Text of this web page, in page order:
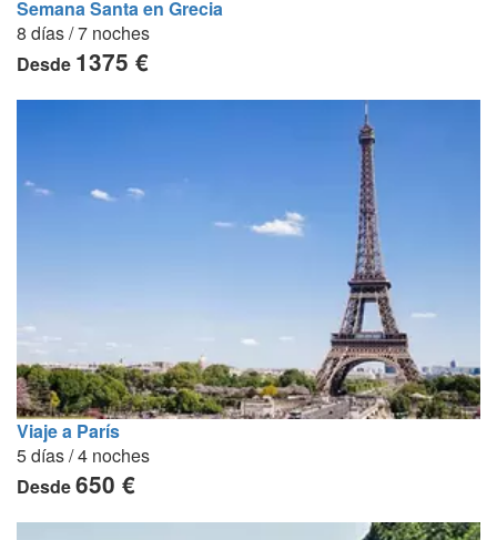
Semana Santa en Grecia
8 días / 7 noches
Desde 1375 €
Viaje a París
5 días / 4 noches
Desde650 €